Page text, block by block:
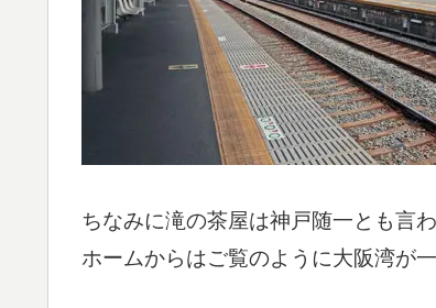
ちなみに滝の茶屋は神戸随一とも言わ
ホームからはご覧のように大阪湾が一